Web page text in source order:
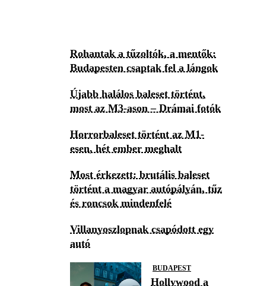
Rohantak a tűzoltók, a mentők:
Budapesten csaptak fel a lángok
Újabb halálos baleset történt,
most az M3-ason – Drámai fotók
Horrorbaleset történt az M1-
esen, hét ember meghalt
Most érkezett: brutális baleset
történt a magyar autópályán, tűz
és roncsok mindenfelé
Villanyoszlopnak csapódott egy
autó
BUDAPEST
Hollywood a